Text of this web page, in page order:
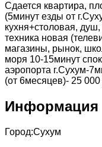
Сдается квартира,
(5минут езды от
кухня+столовая,
техника новая
магазины, рынок,
моря 10-15минут
аэропорта г.Сухум-
(от 6месяцев)- 25
Информация
Город:Сухум